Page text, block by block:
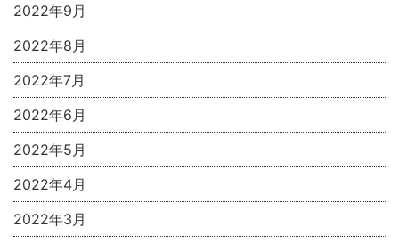
2022年9月
2022年8月
2022年7月
2022年6月
2022年5月
2022年4月
2022年3月